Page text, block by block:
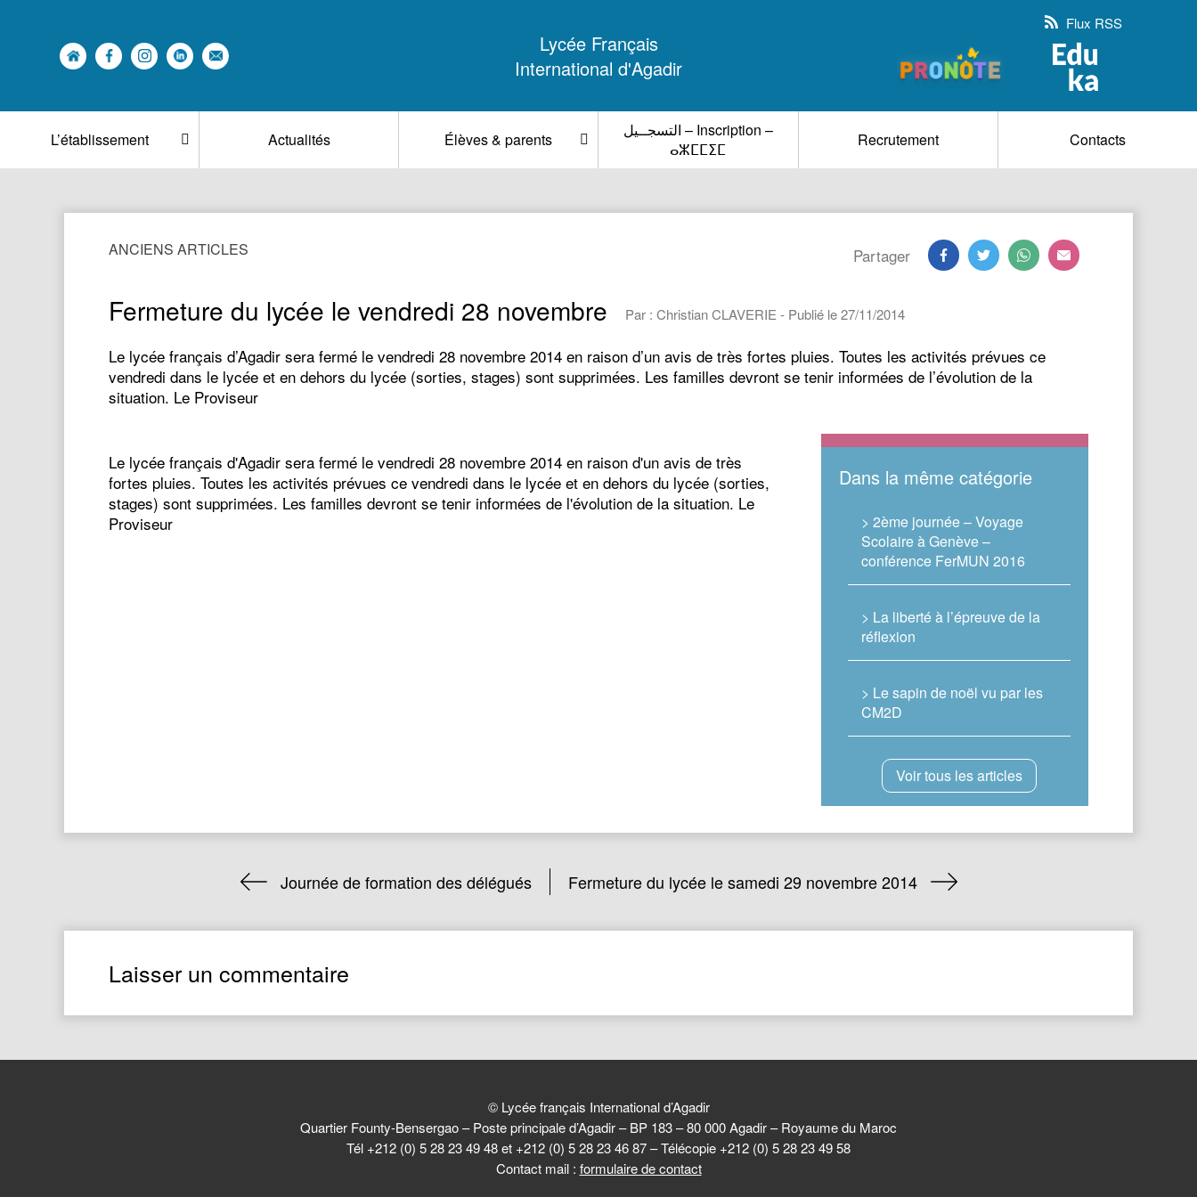
Lycée Français
International d'Agadir
Flux RSS
L’établissement Actualités Élèves & parents
التسجــيل – Inscription –
ⴰⵣⵎⵎⵉⵎ
Recrutement Contacts
ANCIENS ARTICLES Partager
Fermeture du lycée le vendredi 28 novembre Par : Christian CLAVERIE - Publié le 27/11/2014
Le lycée français d’Agadir sera fermé le vendredi 28 novembre 2014 en raison d’un avis de très fortes pluies. Toutes les activités prévues ce
vendredi dans le lycée et en dehors du lycée (sorties, stages) sont supprimées. Les familles devront se tenir informées de l’évolution de la
situation. Le Proviseur
Le lycée français d'Agadir sera fermé le vendredi 28 novembre 2014 en raison d'un avis de très
fortes pluies. Toutes les activités prévues ce vendredi dans le lycée et en dehors du lycée (sorties,
stages) sont supprimées. Les familles devront se tenir informées de l'évolution de la situation. Le
Proviseur
Dans la même catégorie
> 2ème journée – Voyage
Scolaire à Genève –
conférence FerMUN 2016
> La liberté à l’épreuve de la
réflexion
> Le sapin de noël vu par les
CM2D
Voir tous les articles
Journée de formation des délégués Fermeture du lycée le samedi 29 novembre 2014
Laisser un commentaire
© Lycée français International d’Agadir
Quartier Founty-Bensergao – Poste principale d’Agadir – BP 183 – 80 000 Agadir – Royaume du Maroc
Tél +212 (0) 5 28 23 49 48 et +212 (0) 5 28 23 46 87 – Télécopie +212 (0) 5 28 23 49 58
Contact mail : formulaire de contact